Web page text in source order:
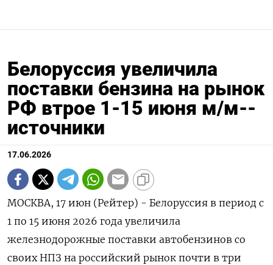
Белоруссия увеличила
поставки бензина на рынок
РФ втрое 1-15 июня м/м--
источники
17.06.2026
МОСКВА, 17 июн (Рейтер) - Белоруссия в период с
1 по 15 июня 2026 года увеличила
железнодорожные поставки автобензинов со
своих ‌НПЗ на российский рынок почти в три